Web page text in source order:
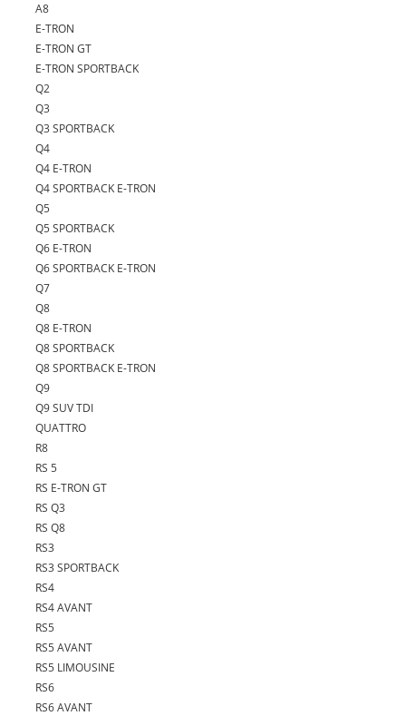
A8
E-TRON
E-TRON GT
E-TRON SPORTBACK
Q2
Q3
Q3 SPORTBACK
Q4
Q4 E-TRON
Q4 SPORTBACK E-TRON
Q5
Q5 SPORTBACK
Q6 E-TRON
Q6 SPORTBACK E-TRON
Q7
Q8
Q8 E-TRON
Q8 SPORTBACK
Q8 SPORTBACK E-TRON
Q9
Q9 SUV TDI
QUATTRO
R8
RS 5
RS E-TRON GT
RS Q3
RS Q8
RS3
RS3 SPORTBACK
RS4
RS4 AVANT
RS5
RS5 AVANT
RS5 LIMOUSINE
RS6
RS6 AVANT